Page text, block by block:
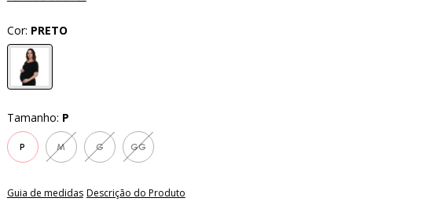
Cor: PRETO
Tamanho: P
P M G GG
Guia de medidas Descrição do Produto